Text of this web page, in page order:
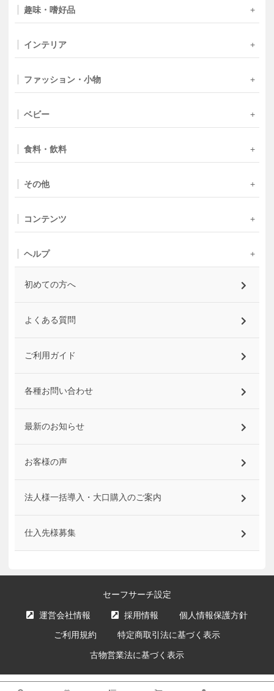
趣味・嗜好品
インテリア
ファッション・小物
ベビー
食料・飲料
その他
コンテンツ
ヘルプ
初めての方へ
よくある質問
ご利用ガイド
各種お問い合わせ
最新のお知らせ
お客様の声
法人様一括導入・大口購入のご案内
仕入先様募集
セーフサーチ設定
運営会社情報 採用情報 個人情報保護方針
ご利用規約 特定商取引法に基づく表示
古物営業法に基づく表示